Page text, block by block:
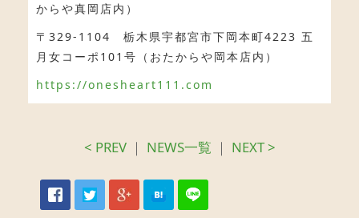
からや真岡店内）
〒329-1104 栃木県宇都宮市下岡本町4223 五
月女コーポ101号（おたからや岡本店内）
https://onesheart111.com
< PREV｜ NEWS一覧 ｜ NEXT >